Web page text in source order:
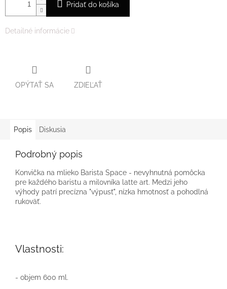
Pridať do košíka
Detailné informácie
OPÝTAŤ SA ZDIEĽAŤ
Popis Diskusia
Podrobný popis
Konvička na mlieko Barista Space - nevyhnutná pomôcka
pre každého baristu a milovníka latte art. Medzi jeho
výhody patrí precízna "výpusť", nízka hmotnosť a pohodlná
rukoväť.
Vlastnosti:
- objem 600 ml.